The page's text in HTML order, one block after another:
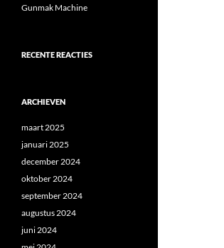
Gunmak Machine
RECENTE REACTIES
ARCHIEVEN
maart 2025
januari 2025
december 2024
oktober 2024
september 2024
augustus 2024
juni 2024